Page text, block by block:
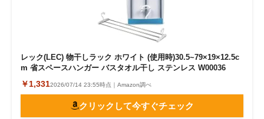
レック(LEC) 物干しラック ホワイト (使用時)30.5~79×19×12.5c
m 省スペースハンガー バスタオル干し ステンレス W00036
￥1,3312026/07/14 23:55時点｜Amazon調べ
クリックして今すぐチェック